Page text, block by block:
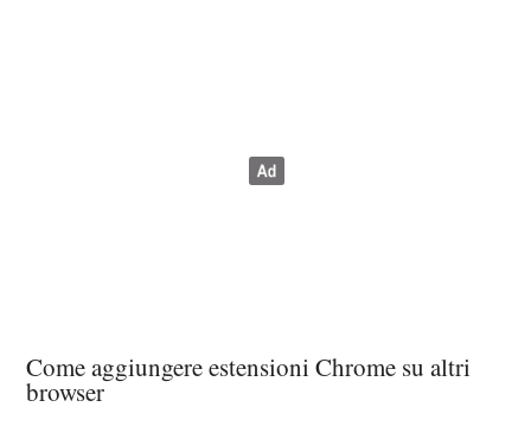
Come aggiungere estensioni Chrome su altri
browser